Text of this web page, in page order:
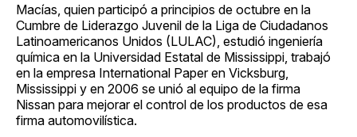
Macías, quien participó a principios de octubre en la
Cumbre de Liderazgo Juvenil de la Liga de Ciudadanos
Latinoamericanos Unidos (LULAC), estudió ingeniería
química en la Universidad Estatal de Mississippi, trabajó
en la empresa International Paper en Vicksburg,
Mississippi y en 2006 se unió al equipo de la firma
Nissan para mejorar el control de los productos de esa
firma automovilística.